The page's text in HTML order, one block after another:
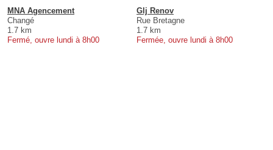
MNA Agencement
Changé
1.7 km
Fermé, ouvre lundi à 8h00
Glj Renov
Rue Bretagne
1.7 km
Fermée, ouvre lundi à 8h00